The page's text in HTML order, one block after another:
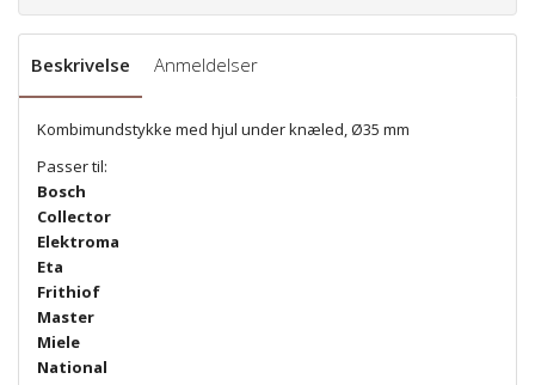
Beskrivelse Anmeldelser
Kombimundstykke med hjul under knæled, Ø35 mm
Passer til:
Bosch
Collector
Elektroma
Eta
Frithiof
Master
Miele
National